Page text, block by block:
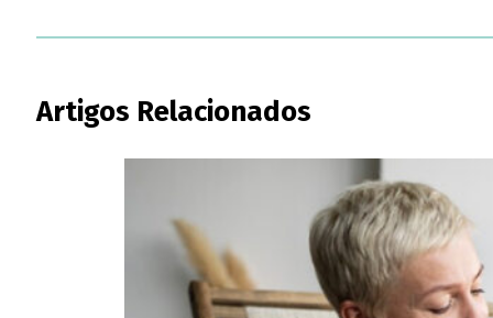
Artigos Relacionados